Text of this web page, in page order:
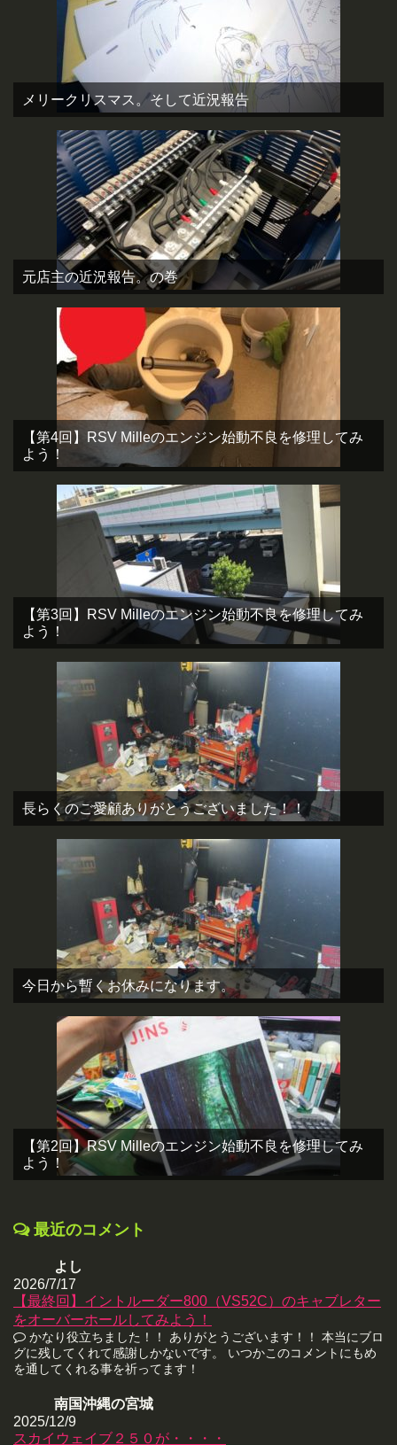
メリークリスマス。そして近況報告
元店主の近況報告。の巻
【第4回】RSV Milleのエンジン始動不良を修理してみ
よう！
【第3回】RSV Milleのエンジン始動不良を修理してみ
よう！
長らくのご愛顧ありがとうございました！！
今日から暫くお休みになります。
【第2回】RSV Milleのエンジン始動不良を修理してみ
よう！
最近のコメント
よし
2026/7/17
【最終回】イントルーダー800（VS52C）のキャブレター
をオーバーホールしてみよう！
かなり役立ちました！！ ありがとうございます！！ 本当にブロ
グに残してくれて感謝しかないです。 いつかこのコメントにもめ
を通してくれる事を祈ってます！
南国沖縄の宮城
2025/12/9
スカイウェイブ２５０が・・・・